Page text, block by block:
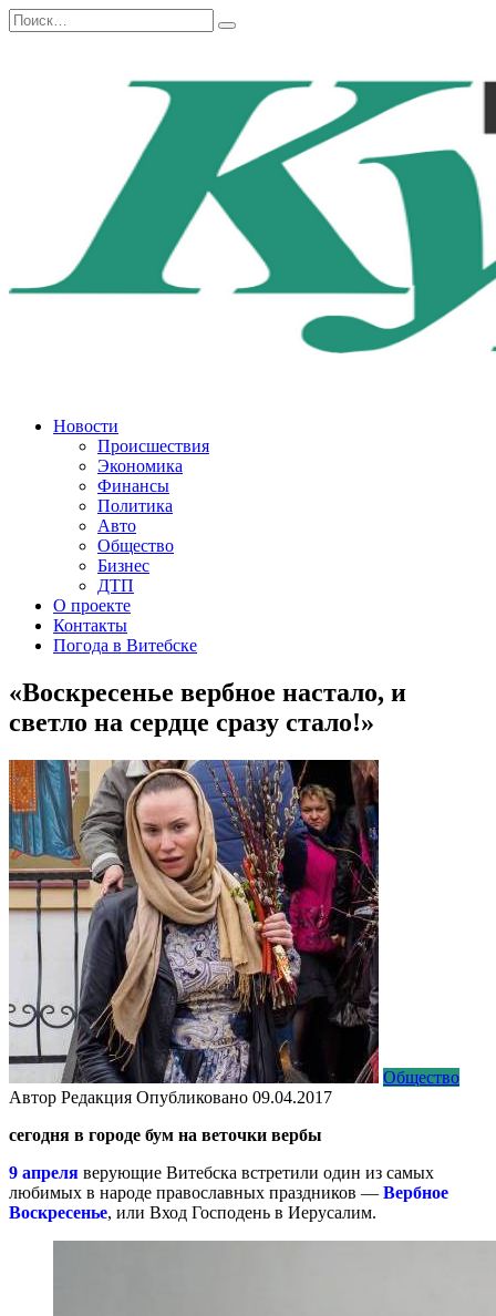
Перейти
к
Search
for:
Новости
Происшествия
Экономика
Финансы
Политика
Авто
Общество
Бизнес
ДТП
О проекте
Контакты
Погода в Витебске
«Воскресенье вербное настало, и
светло на сердце сразу стало!»
Общество
Автор Редакция Опубликовано 09.04.2017
сегодня в городе бум на веточки вербы
9 апреля верующие Витебска встретили один из самых
любимых в народе православных праздников — Вербное
Воскресенье, или Вход Господень в Иерусалим.